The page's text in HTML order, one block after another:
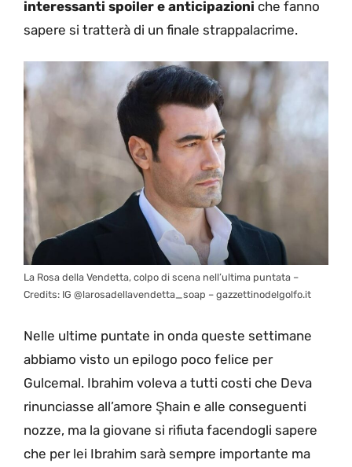
interessanti spoiler e anticipazioni che fanno
sapere si tratterà di un finale strappalacrime.
La Rosa della Vendetta, colpo di scena nell’ultima puntata –
Credits: IG @larosadellavendetta_soap – gazzettinodelgolfo.it
Nelle ultime puntate in onda queste settimane
abbiamo visto un epilogo poco felice per
Gulcemal. Ibrahim voleva a tutti costi che Deva
rinunciasse all’amore Şhain e alle conseguenti
nozze, ma la giovane si rifiuta facendogli sapere
che per lei Ibrahim sarà sempre importante ma